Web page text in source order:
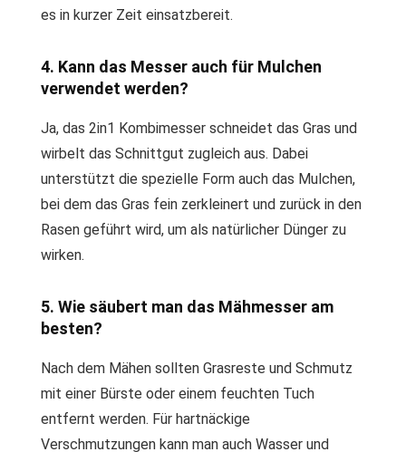
es in kurzer Zeit einsatzbereit.
4. Kann das Messer auch für Mulchen
verwendet werden?
Ja, das 2in1 Kombimesser schneidet das Gras und
wirbelt das Schnittgut zugleich aus. Dabei
unterstützt die spezielle Form auch das Mulchen,
bei dem das Gras fein zerkleinert und zurück in den
Rasen geführt wird, um als natürlicher Dünger zu
wirken.
5. Wie säubert man das Mähmesser am
besten?
Nach dem Mähen sollten Grasreste und Schmutz
mit einer Bürste oder einem feuchten Tuch
entfernt werden. Für hartnäckige
Verschmutzungen kann man auch Wasser und